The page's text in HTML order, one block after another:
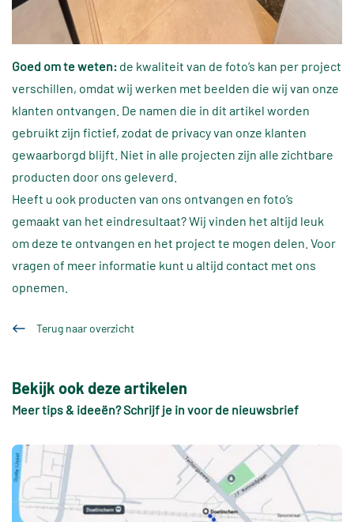
Goed om te weten: de kwaliteit van de foto’s kan per project
verschillen, omdat wij werken met beelden die wij van onze
klanten ontvangen. De namen die in dit artikel worden
gebruikt zijn fictief, zodat de privacy van onze klanten
gewaarborgd blijft. Niet in alle projecten zijn alle zichtbare
producten door ons geleverd.
Heeft u ook producten van ons ontvangen en foto’s
gemaakt van het eindresultaat? Wij vinden het altijd leuk
om deze te ontvangen en het project te mogen delen. Voor
vragen of meer informatie kunt u altijd contact met ons
opnemen.
Terug naar overzicht
Bekijk ook deze artikelen
Meer tips & ideeën? Schrijf je in voor de nieuwsbrief